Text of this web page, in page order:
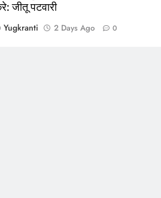
जीतू पटवारी
Yugkranti
2 Days Ago 0